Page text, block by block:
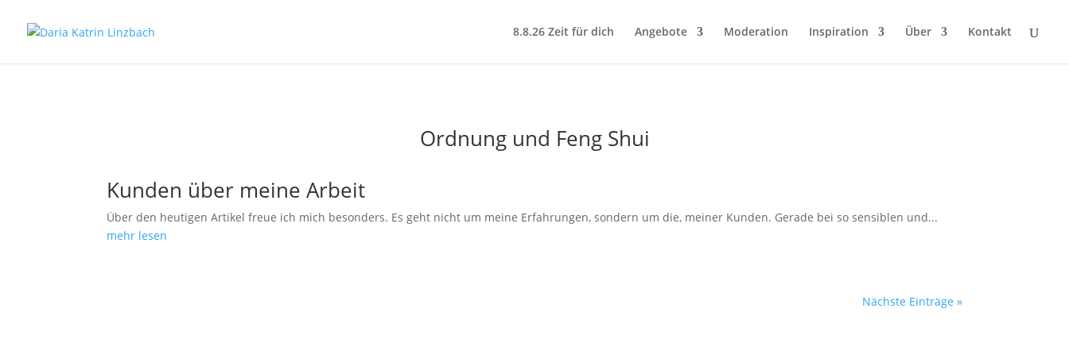
8.8.26 Zeit für dich Angebote Moderation Inspiration Über Kontakt
Ordnung und Feng Shui
Kunden über meine Arbeit
Über den heutigen Artikel freue ich mich besonders. Es geht nicht um meine Erfahrungen, sondern um die, meiner Kunden. Gerade bei so sensiblen und...
mehr lesen
Nächste Einträge »